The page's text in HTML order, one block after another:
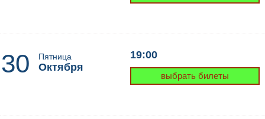
30 Пятница
Октября
19:00
выбрать билеты